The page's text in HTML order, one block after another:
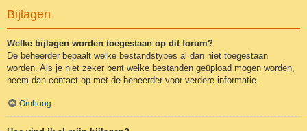
Bijlagen
Welke bijlagen worden toegestaan op dit forum?
De beheerder bepaalt welke bestandstypes al dan niet toegestaan
worden. Als je niet zeker bent welke bestanden geüpload mogen worden,
neem dan contact op met de beheerder voor verdere informatie.
Omhoog